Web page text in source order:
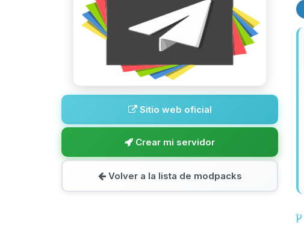
Sitio web oficial
Crear mi servidor
Volver a la lista de modpacks